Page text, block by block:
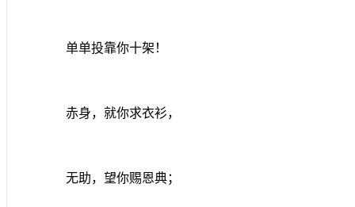
单单投靠你十架！
赤身，就你求衣衫，
无助，望你赐恩典；